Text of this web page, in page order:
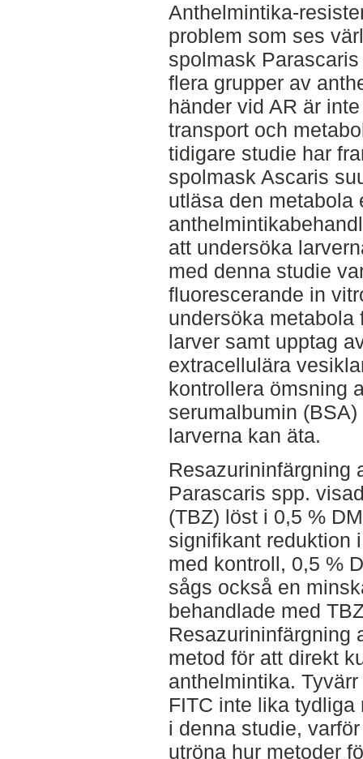
Anthelmintika-
problem som ses
spolmask
flera grupper av
händer vid AR är
transport och
tidigare studie har
spolmask Ascaris
utläsa den metabola
att undersöka
med denna studie
fluorescerande in
undersöka metabola
larver samt upptag
extracellulära
kontrollera ömsning
serumalbumin
larverna kan äta.
Resazurininfärgning
Parascaris spp.
(TBZ) löst i 0,5 %
signifikant reduktion
med kontroll, 0,5 %
sågs också en
behandlade med
Resazurininfärgning
metod för att direkt
anthelmintika.
FITC inte lika
i denna studie,
utröna hur metoder